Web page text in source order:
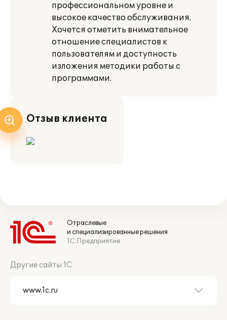
профессиональном уровне и
высокое качество обслуживания.
Хочется отметить внимательное
отношение специалистов к
пользователям и доступность
изложения методики работы с
программами.
Отзыв клиента
Отраслевые
и специализированные решения
1С:Предприятие
Другие сайты 1С